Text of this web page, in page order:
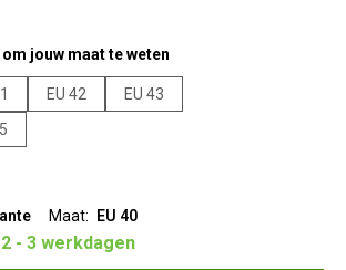
jouw maat te weten
EU 42
EU 43
Maat: EU 40
- 3 werkdagen